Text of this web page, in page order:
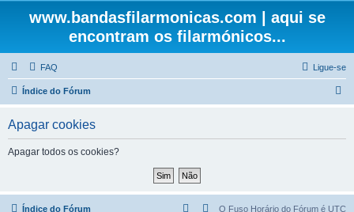
www.bandasfilarmonicas.com | aqui se
encontram os filarmónicos...
FAQ Ligue-se
Índice do Fórum
Apagar cookies
Apagar todos os cookies?
Índice do Fórum O Fuso Horário do Fórum é UTC